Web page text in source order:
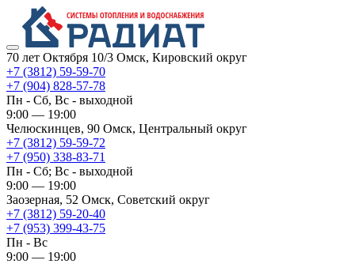
70 лет Октября 10/3 Омск, Кировский округ
+7 (3812) 59-59-70
+7 (904) 828-57-78
Пн - Сб, Вс - выходной
9:00 — 19:00
Челюскинцев, 90 Омск, ​Центральный округ
+7 (3812) 59-59-72
+7 (950) 338-83-71
Пн - Сб; Вс - выходной
9:00 — 19:00
Заозерная, 52 Омск, ​Советский округ
+7 (3812) 59-20-40
+7 (953) 399-43-75
Пн - Вс
9:00 — 19:00